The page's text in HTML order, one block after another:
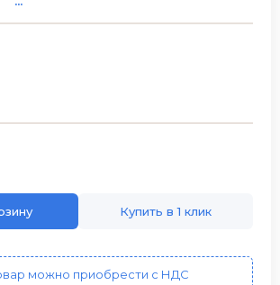
Купить в 1 клик
можно приобрести с НДС